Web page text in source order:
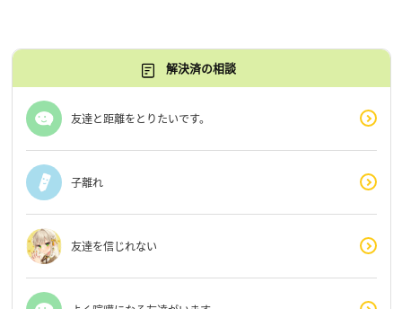
解決済の相談
友達と距離をとりたいです。
子離れ
友達を信じれない